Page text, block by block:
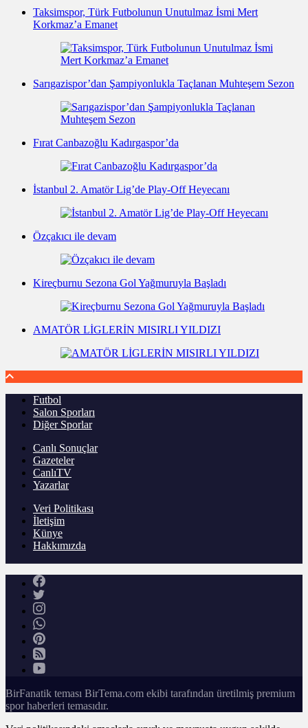
Taksimspor, Türk Futbolunun Unutulmaz İsmi Mert
Korkmaz’a Emanet
Sarıgazispor’dan Şampiyonlukla Taçlanan Muhteşem Sezon
Fırat Canbazoğlu Kadırgaspor’da
İstanbul 2. Amatör Lig’de Play-Off Heyecanı
Özçakıcı ile devam
Kireçburnu Sezona Gol Yağmuruyla Başladı
AMATÖR LİGLERİN MISIRLI YILDIZI
Futbol
Salon Sporları
Diğer Sporlar
Canlı Sonuçlar
Gazeteler
CanlıTV
Yazarlar
Veri Politikası
İletişim
Künye
Hakkımızda
BirFanatik teması BirTema.com ekibi tarafından üretilmiş premium
spor haberleri temasıdır.